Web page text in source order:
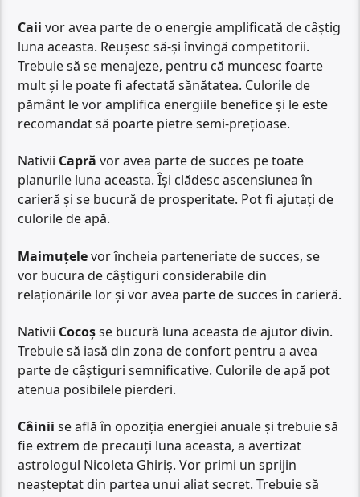
Caii vor avea parte de o energie amplificată de câștig
luna aceasta. Reușesc să-și învingă competitorii.
Trebuie să se menajeze, pentru că muncesc foarte
mult și le poate fi afectată sănătatea. Culorile de
pământ le vor amplifica energiile benefice și le este
recomandat să poarte pietre semi-prețioase.
Nativii Capră vor avea parte de succes pe toate
planurile luna aceasta. Își clădesc ascensiunea în
carieră și se bucură de prosperitate. Pot fi ajutați de
culorile de apă.
Maimuțelevor încheia parteneriate de succes, se
vor bucura de câștiguri considerabile din
relaționările lor și vor avea parte de succes în carieră.
Nativii Cocoșse bucură luna aceasta de ajutor divin.
Trebuie să iasă din zona de confort pentru a avea
parte de câștiguri semnificative. Culorile de apă pot
atenua posibilele pierderi.
Câinii se află în opoziția energiei anuale și trebuie să
fie extrem de precauți luna aceasta, a avertizat
astrologul Nicoleta Ghiriș. Vor primi un sprijin
neașteptat din partea unui aliat secret. Trebuie să